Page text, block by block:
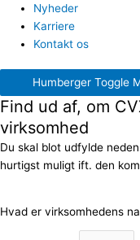
Nyheder
Karriere
Kontakt os
Humberger Toggle
Find ud af, om
virksomhed
Du skal blot udfylde
hurtigst muligt ift. den
Hvad er virksomhedens